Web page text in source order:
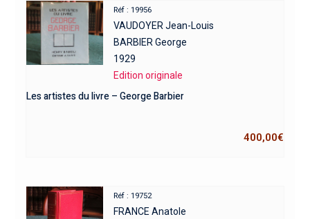
Réf : 19956
VAUDOYER Jean-Louis
BARBIER George
1929
Edition originale
Les artistes du livre – George Barbier
400,00€
Réf : 19752
FRANCE Anatole